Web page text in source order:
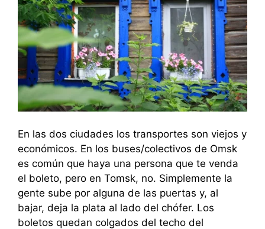
En las dos ciudades los transportes son viejos y
económicos. En los buses/colectivos de Omsk
es común que haya una persona que te venda
el boleto, pero en Tomsk, no. Simplemente la
gente sube por alguna de las puertas y, al
bajar, deja la plata al lado del chófer. Los
boletos quedan colgados del techo del